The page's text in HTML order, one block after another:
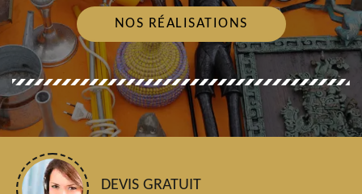
NOS RÉALISATIONS
DEVIS GRATUIT